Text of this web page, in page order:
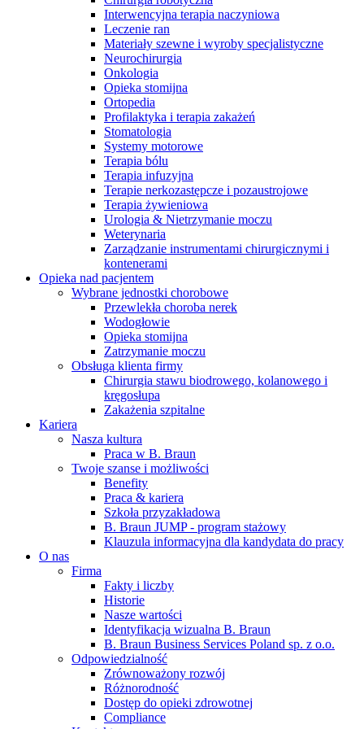
Serwis Techniczny - ATS
Przegląd i naprawa instrumentów oraz
urządzeń medycznych, zarówno w okresie gwarancji, jak i w
ramach serwisu pogwarancyjnego.
Interwencyjna terapia naczyniowa
Leczenie ran
Materiały szewne i wyroby specjalistyczne
Neurochirurgia
Onkologia
Opieka stomijna
Ortopedia
Profilaktyka i terapia zakażeń
Stomatologia
Systemy motorowe
Terapia bólu
Terapia infuzyjna
Terapie nerkozastępcze i pozaustrojowe
Terapia żywieniowa
Urologia & Nietrzymanie moczu
Weterynaria
Zarządzanie instrumentami chirurgicznymi i
kontenerami
Opieka nad pacjentem
Wybrane jednostki chorobowe
Przewlekła choroba nerek
Wodogłowie
Opieka stomijna
Zatrzymanie moczu
Obsługa klienta firmy
Chirurgia stawu biodrowego, kolanowego i
kręgosłupa
Zakażenia szpitalne
Kariera
Nasza kultura
Praca w B. Braun
Twoje szanse i możliwości
Benefity
Praca & kariera
Szkoła przyzakładowa
B. Braun JUMP - program stażowy
Klauzula informacyjna dla kandydata do pracy
O nas
Firma
Fakty i liczby
Historie
Nasze wartości
Identyfikacja wizualna B. Braun
B. Braun Business Services Poland sp. z o.o.
Odpowiedzialność
Zrównoważony rozwój
Różnorodność
Dostęp do opieki zdrowotnej
Compliance